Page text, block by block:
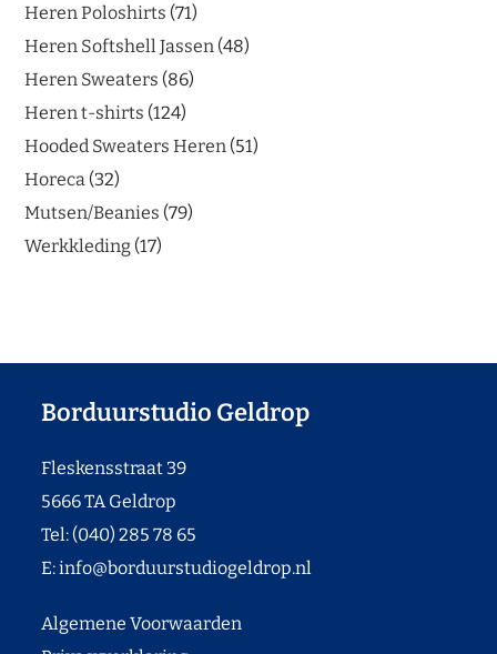
Heren Poloshirts 71
Heren Softshell Jassen 48
Heren Sweaters 86
Heren t-shirts 124
Hooded Sweaters Heren 51
Horeca 32
Mutsen/Beanies 79
Werkkleding 17
Borduurstudio Geldrop
Fleskensstraat 39
5666 TA Geldrop
Tel: (040) 285 78 65
E:info@borduurstudiogeldrop.nl
Algemene Voorwaarden